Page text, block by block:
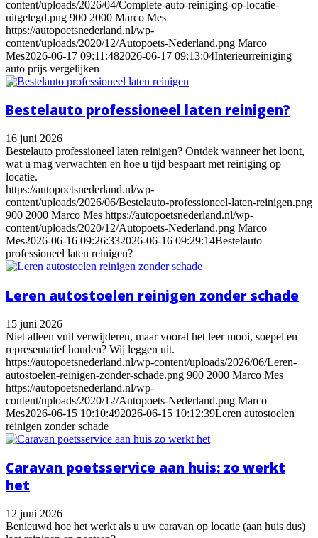
content/uploads/2026/04/Complete-auto-reiniging-op-locatie-
uitgelegd.png 900 2000 Marco Mes
https://autopoetsnederland.nl/wp-
content/uploads/2020/12/Autopoets-Nederland.png Marco
Mes2026-06-17 09:11:482026-06-17 09:13:04Interieurreiniging
auto prijs vergelijken
Bestelauto professioneel laten reinigen?
16 juni 2026
Bestelauto professioneel laten reinigen? Ontdek wanneer het loont,
wat u mag verwachten en hoe u tijd bespaart met reiniging op
locatie.
https://autopoetsnederland.nl/wp-
content/uploads/2026/06/Bestelauto-professioneel-laten-reinigen.png
900 2000 Marco Mes https://autopoetsnederland.nl/wp-
content/uploads/2020/12/Autopoets-Nederland.png Marco
Mes2026-06-16 09:26:332026-06-16 09:29:14Bestelauto
professioneel laten reinigen?
Leren autostoelen reinigen zonder schade
15 juni 2026
Niet alleen vuil verwijderen, maar vooral het leer mooi, soepel en
representatief houden? Wij leggen uit.
https://autopoetsnederland.nl/wp-content/uploads/2026/06/Leren-
autostoelen-reinigen-zonder-schade.png 900 2000 Marco Mes
https://autopoetsnederland.nl/wp-
content/uploads/2020/12/Autopoets-Nederland.png Marco
Mes2026-06-15 10:10:492026-06-15 10:12:39Leren autostoelen
reinigen zonder schade
Caravan poetsservice aan huis: zo werkt
het
12 juni 2026
Benieuwd hoe het werkt als u uw caravan op locatie (aan huis dus)